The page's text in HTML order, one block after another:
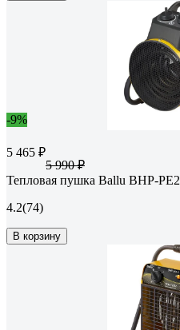
-9%
5 465 ₽
5 990 ₽
Тепловая пушка Ballu BHP-
4.2(74)
В корзину